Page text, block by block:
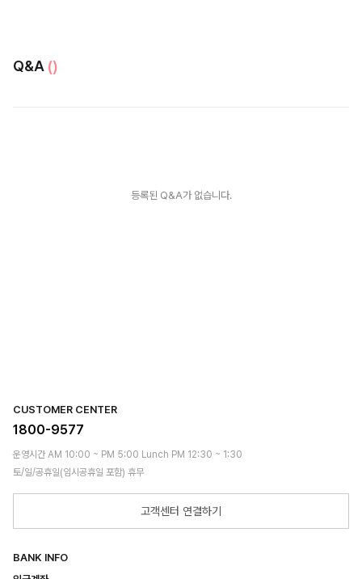
Q&A ()
등록된 Q&A가 없습니다.
CUSTOMER CENTER
1800-9577
운영시간 AM 10:00 ~ PM 5:00 Lunch PM 12:30 ~ 1:30
토/일/공휴일(임시공휴일 포함) 휴무
고객센터 연결하기
BANK INFO